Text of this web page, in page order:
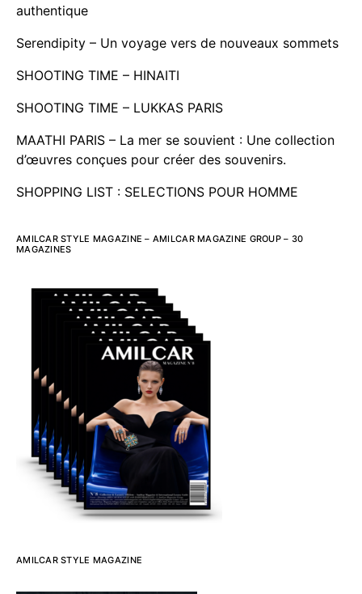
authentique
Serendipity – Un voyage vers de nouveaux sommets
SHOOTING TIME – HINAITI
SHOOTING TIME – LUKKAS PARIS
MAATHI PARIS – La mer se souvient : Une collection
d’œuvres conçues pour créer des souvenirs.
SHOPPING LIST : SELECTIONS POUR HOMME
AMILCAR STYLE MAGAZINE – AMILCAR MAGAZINE GROUP – 30
MAGAZINES
AMILCAR STYLE MAGAZINE